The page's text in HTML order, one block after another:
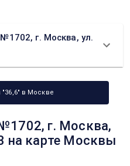
г. Москва, ул.
"36,6" в Москве
г. Москва,
на карте Москвы